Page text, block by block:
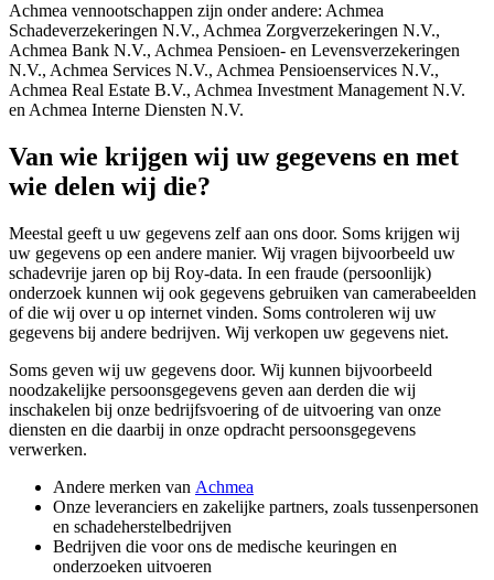
Achmea vennootschappen zijn onder andere: Achmea
Schadeverzekeringen N.V., Achmea Zorgverzekeringen N.V.,
Achmea Bank N.V., Achmea Pensioen- en Levensverzekeringen
N.V., Achmea Services N.V., Achmea Pensioenservices N.V.,
Achmea Real Estate B.V., Achmea Investment Management N.V.
en Achmea Interne Diensten N.V.
Van wie krijgen wij uw gegevens en met
wie delen wij die?
Meestal geeft u uw gegevens zelf aan ons door. Soms krijgen wij
uw gegevens op een andere manier. Wij vragen bijvoorbeeld uw
schadevrije jaren op bij Roy-data. In een fraude (persoonlijk)
onderzoek kunnen wij ook gegevens gebruiken van camerabeelden
of die wij over u op internet vinden. Soms controleren wij uw
gegevens bij andere bedrijven. Wij verkopen uw gegevens niet.
Soms geven wij uw gegevens door. Wij kunnen bijvoorbeeld
noodzakelijke persoonsgegevens geven aan derden die wij
inschakelen bij onze bedrijfsvoering of de uitvoering van onze
diensten en die daarbij in onze opdracht persoonsgegevens
verwerken.
Andere merken van Achmea
Onze leveranciers en zakelijke partners, zoals tussenpersonen
en schadeherstelbedrijven
Bedrijven die voor ons de medische keuringen en
onderzoeken uitvoeren